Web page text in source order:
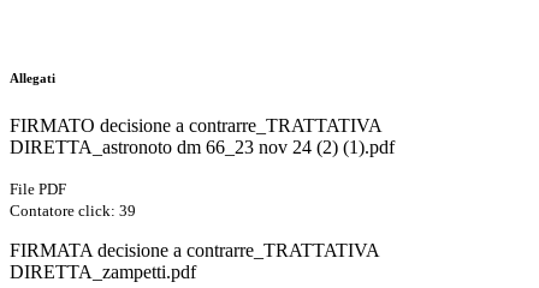
Allegati
FIRMATO decisione a contrarre_TRATTATIVA
DIRETTA_astronoto dm 66_23 nov 24 (2) (1).pdf
File PDF
Contatore click: 39
FIRMATA decisione a contrarre_TRATTATIVA
DIRETTA_zampetti.pdf